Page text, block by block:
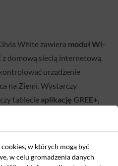
White zawiera moduł Wi-
domową siecią internetową.
urządzenie
na Ziemi. Wystarczy
tablecie aplikację GREE+,
w których mogą być
w celu gromadzenia danych